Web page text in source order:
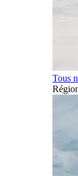
Tous